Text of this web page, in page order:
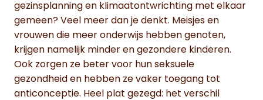
gezinsplanning en klimaatontwrichting met elkaar
gemeen? Veel meer dan je denkt. Meisjes en
vrouwen die meer onderwijs hebben genoten,
krijgen namelijk minder en gezondere kinderen.
Ook zorgen ze beter voor hun seksuele
gezondheid en hebben ze vaker toegang tot
anticonceptie. Heel plat gezegd: het verschil